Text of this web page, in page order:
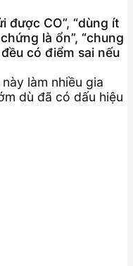
được CO”, “dùng ít
là ổn”, “chung
có điểm sai nếu
làm nhiều gia
dù đã có dấu hiệu